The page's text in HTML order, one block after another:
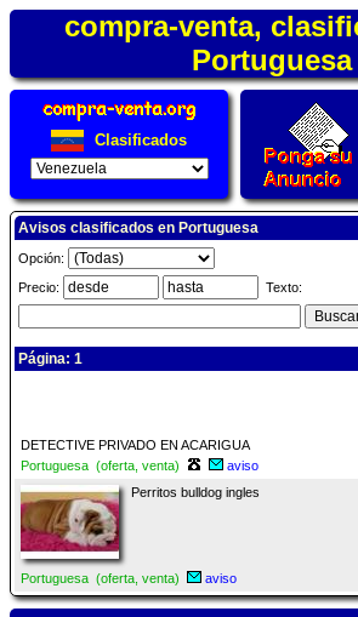
compra-venta,
Portuguesa
Clasificados
Avisos clasificados en Portuguesa
Opción:
Precio:
Texto:
Página: 1
DETECTIVE PRIVADO EN ACARIGUA
Portuguesa (oferta, venta)
aviso
Perritos bulldog ingles
Portuguesa (oferta, venta) aviso